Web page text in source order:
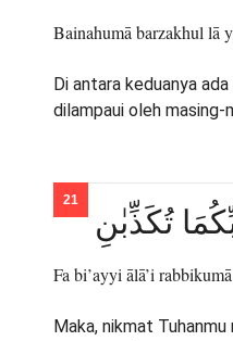
Bainahumā barzakhul lā
Di antara keduanya
dilampaui oleh masing-
تُكَذِّبٰنِ
Fa bi’ayyi ālā’i
Maka, nikmat Tuhanmu